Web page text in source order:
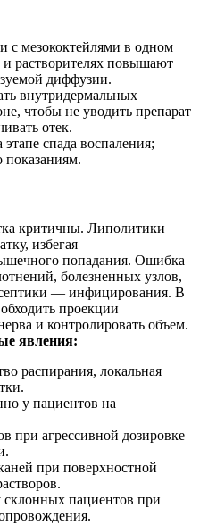
с мезококтейлями в одном
растворителях повышают
диффузии.
внутридермальных
чтобы не уводить препарат
отек.
спада воспаления;
критичны. Липолитики
избегая
попадания. Ошибка
болезненных узлов,
— инфицирования. В
проекции
и контролировать объем.
явления:
распирания, локальная
у пациентов на
при агрессивной дозировке
при поверхностной
склонных пациентов при